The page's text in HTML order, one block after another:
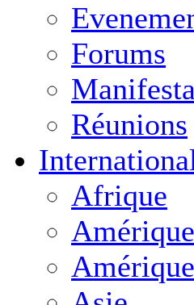
Forums
Réunions
Afrique